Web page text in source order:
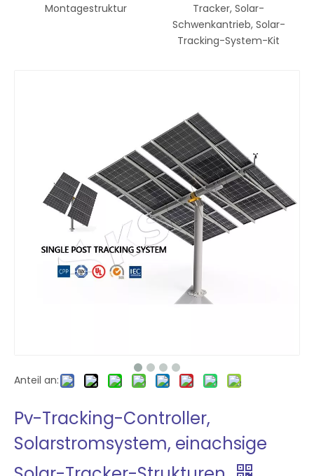
Montagestruktur
Tracker, Solar-
Schwenkantrieb, Solar-
Tracking-System-Kit
Anteil an:
Pv-Tracking-Controller,
Solarstromsystem, einachsige